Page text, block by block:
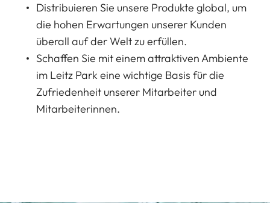
Distribuieren Sie unsere Produkte global, um
die hohen Erwartungen unserer Kunden
überall auf der Welt zu erfüllen.
Schaffen Sie mit einem attraktiven Ambiente
im Leitz Park eine wichtige Basis für die
Zufriedenheit unserer Mitarbeiter und
Mitarbeiterinnen.